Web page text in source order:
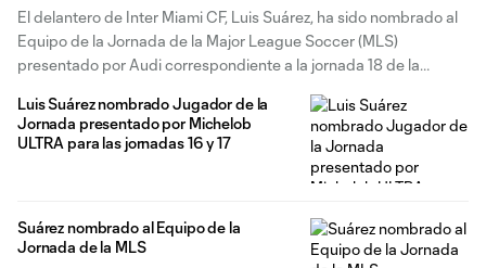
El delantero de Inter Miami CF, Luis Suárez, ha sido nombrado al
Equipo de la Jornada de la Major League Soccer (MLS)
presentado por Audi correspondiente a la jornada 18 de la
del Equipo de la Jornada tras marcar el gol de
Luis Suárez nombrado Jugador de la
Jornada presentado por Michelob
ULTRA para las jornadas 16 y 17
Suárez nombrado al Equipo de la
Jornada de la MLS